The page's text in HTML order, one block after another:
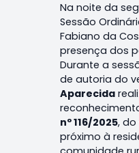
Na noite da
Sessão
Fabiano da
presença dos
Durante a
de autoria do
Aparecida
nº 116/2025,
próximo à